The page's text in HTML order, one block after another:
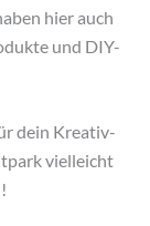
hier auch
und DIY-
dein Kreativ-
vielleicht